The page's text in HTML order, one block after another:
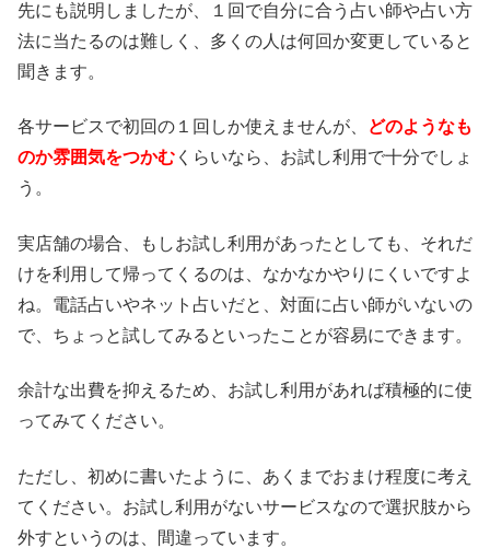
先にも説明しましたが、１回で自分に合う占い師や占い方
法に当たるのは難しく、多くの人は何回か変更していると
聞きます。
各サービスで初回の１回しか使えませんが、
どのようなも
のか雰囲気をつかむ くらいなら、お試し利用で十分でしょ
う。
実店舗の場合、もしお試し利用があったとしても、それだ
けを利用して帰ってくるのは、なかなかやりにくいですよ
ね。電話占いやネット占いだと、対面に占い師がいないの
で、ちょっと試してみるといったことが容易にできます。
余計な出費を抑えるため、お試し利用があれば積極的に使
ってみてください。
ただし、初めに書いたように、あくまでおまけ程度に考え
てください。お試し利用がないサービスなので選択肢から
外すというのは、間違っています。